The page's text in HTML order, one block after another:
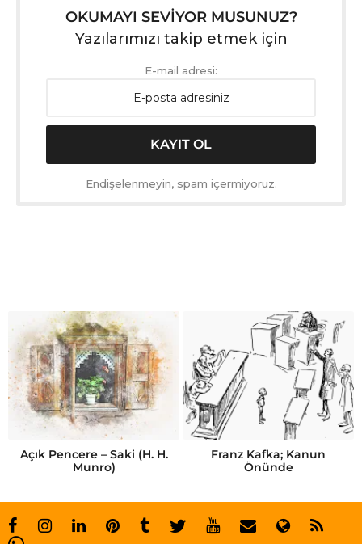
OKUMAYI SEVİYOR MUSUNUZ?
Yazılarımızı takip etmek için
E-mail adresi:
Endişelenmeyin, spam içermiyoruz.
Açık Pencere – Saki (H. H.
Munro)
Franz Kafka; Kanun
Önünde